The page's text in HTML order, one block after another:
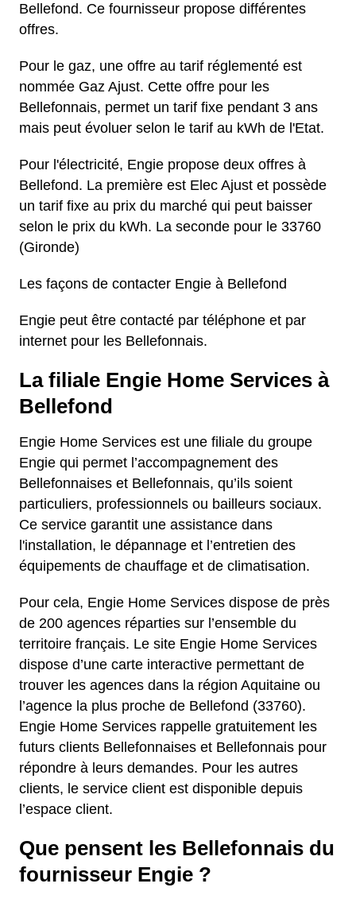
Bellefond. Ce fournisseur propose différentes
offres.
Pour le gaz, une offre au tarif réglementé est
nommée Gaz Ajust. Cette offre pour les
Bellefonnais, permet un tarif fixe pendant 3 ans
mais peut évoluer selon le tarif au kWh de l'Etat.
Pour l'électricité, Engie propose deux offres à
Bellefond. La première est Elec Ajust et possède
un tarif fixe au prix du marché qui peut baisser
selon le prix du kWh. La seconde pour le 33760
(Gironde)
Les façons de contacter Engie à Bellefond
Engie peut être contacté par téléphone et par
internet pour les Bellefonnais.
La filiale Engie Home Services à
Bellefond
Engie Home Services est une filiale du groupe
Engie qui permet l’accompagnement des
Bellefonnaises et Bellefonnais, qu’ils soient
particuliers, professionnels ou bailleurs sociaux.
Ce service garantit une assistance dans
l'installation, le dépannage et l’entretien des
équipements de chauffage et de climatisation.
Pour cela, Engie Home Services dispose de près
de 200 agences réparties sur l’ensemble du
territoire français. Le site Engie Home Services
dispose d’une carte interactive permettant de
trouver les agences dans la région Aquitaine ou
l’agence la plus proche de Bellefond (33760).
Engie Home Services rappelle gratuitement les
futurs clients Bellefonnaises et Bellefonnais pour
répondre à leurs demandes. Pour les autres
clients, le service client est disponible depuis
l’espace client.
Que pensent les Bellefonnais du
fournisseur Engie ?